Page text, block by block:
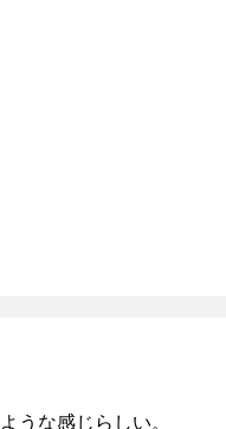
うな感じらしい。